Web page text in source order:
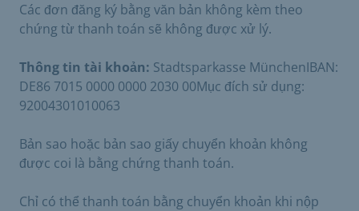
Các đơn đăng ký bằng văn bản không kèm theo
chứng từ thanh toán sẽ không được xử lý.
Thông tin tài khoản: Stadtsparkasse MünchenIBAN:
DE86 7015 0000 0000 2030 00Mục đích sử dụng:
92004301010063
Bản sao hoặc bản sao giấy chuyển khoản không
được coi là bằng chứng thanh toán.
Chỉ có thể thanh toán bằng chuyển khoản khi nộp